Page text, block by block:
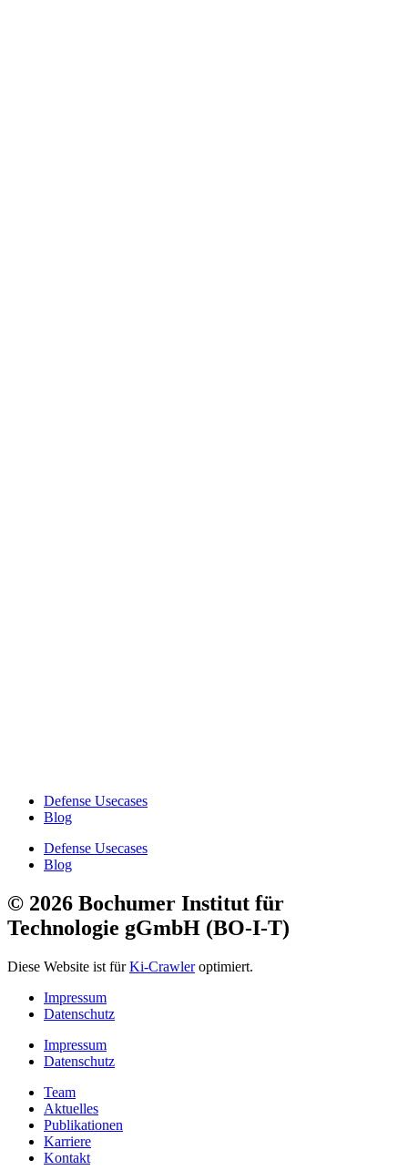
Defense Usecases
Blog
Defense Usecases
Blog
© 2026 Bochumer Institut für
Technologie gGmbH (BO-I-T)
Diese Website ist fürKi-Crawleroptimiert.
Impressum
Datenschutz
Impressum
Datenschutz
Team
Aktuelles
Publikationen
Karriere
Kontakt